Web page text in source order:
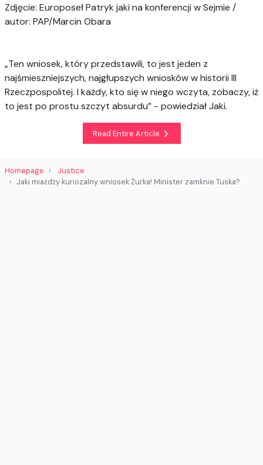
Zdjęcie: Europoseł Patryk jaki na konferencji w Sejmie /
autor: PAP/Marcin Obara
„Ten wniosek, który przedstawili, to jest jeden z
najśmieszniejszych, najgłupszych wniosków w historii III
Rzeczpospolitej. I każdy, kto się w niego wczyta, zobaczy, iż
to jest po prostu szczyt absurdu” - powiedział Jaki.
Read Entire Article
Homepage
Justice
Jaki miażdży kuriozalny wniosek Żurka! Minister zamknie Tuska?